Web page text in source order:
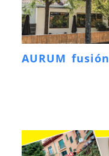
AURUM fusión